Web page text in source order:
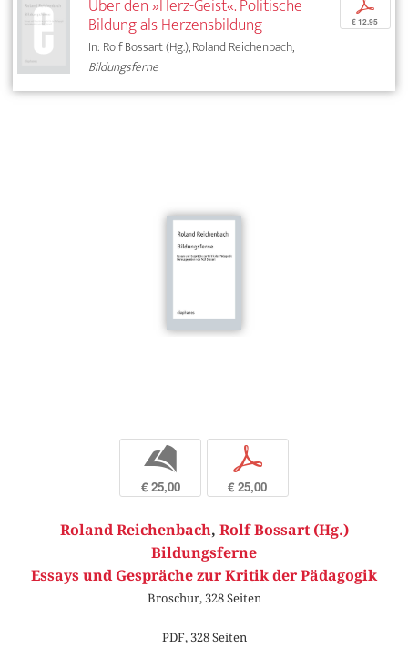
Bildung als Herzensbildung
In: Rolf Bossart (Hg.), Roland Reichenbach,
Bildungsferne
p
€ 12,95
b
€ 25,00
p
€ 25,00
Roland Reichenbach, Rolf Bossart (Hg.)
Bildungsferne
Essays und Gespräche zur Kritik der Pädagogik
Broschur, 328 Seiten
PDF, 328 Seiten